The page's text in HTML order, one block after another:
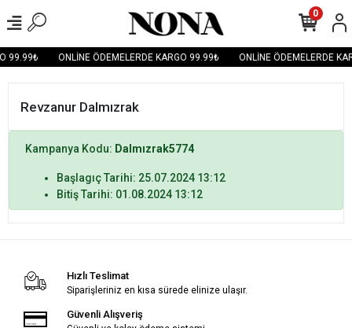
99.99₺ ONLİNE ÖDEMELERDE KARGO 99.99₺ ONLİNE ÖDEMELERDE
0
Revzanur Dalmızrak
Kampanya Kodu: Dalmızrak5774
Başlagıç Tarihi: 25.07.2024 13:12
Bitiş Tarihi: 01.08.2024 13:12
Hızlı Teslimat
Siparişleriniz en kısa sürede elinize ulaşır.
Güvenli Alışveriş